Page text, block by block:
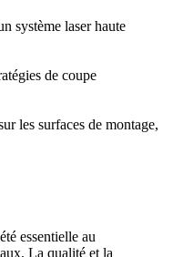
système laser haute
de coupe
les surfaces de montage,
essentielle au
La qualité et la